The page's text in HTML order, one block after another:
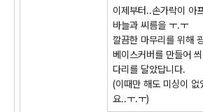
이제부터..손가락이 아
바늘과 씨름을 ㅜ.ㅜ
깔끔한 마무리를 위해
베이스커버를 만들어
다리를 달았답니다.
(이때만 해도 미싱이 없
요..ㅜ.ㅜ)